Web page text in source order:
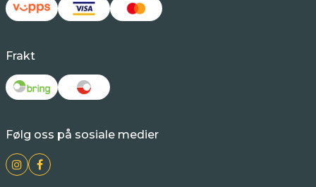
Frakt
Følg oss på sosiale medier